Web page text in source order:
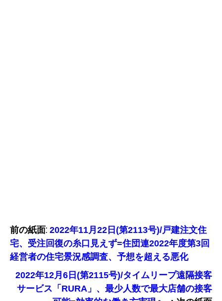
前の紙面: 2022年11月22日(第2113号)/戸建注文住
宅、受注回復の糸口見えず=住団連2022年度第3回
経営者の住宅景況感調査、予想を超える悪化
2022年12月6日(第2115号)/タイムリープ遠隔接客
サービス「RURA」、最少人数で最大店舗の接客